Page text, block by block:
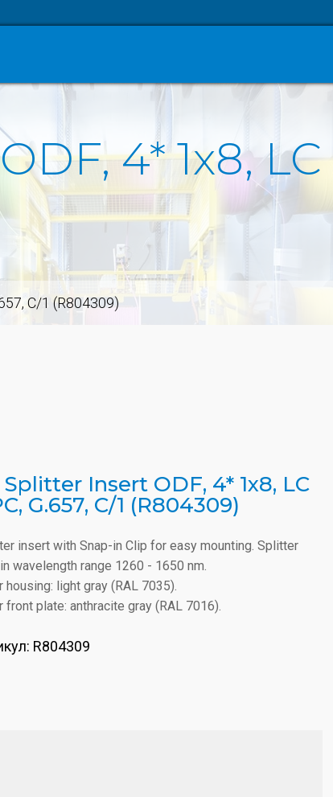
4* 1x8, LC
C/1 (R804309)
Splitter Insert ODF, 4* 1x8, LC
G.657, C/1 (R804309)
insert with Snap-in Clip for easy mounting. Splitter
wavelength range 1260 - 1650 nm.
housing: light gray (RAL 7035).
front plate: anthracite gray (RAL 7016).
R804309